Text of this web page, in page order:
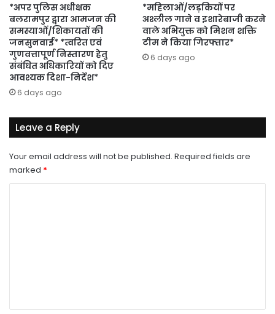
*अपर पुलिस अधीक्षक
बलरामपुर द्वारा आमजन की
समस्याओं/शिकायतों की
जनसुनवाई* *त्वरित एवं
गुणवत्तापूर्ण निस्तारण हेतु
संबंधित अधिकारियों को दिए
आवश्यक दिशा-निर्देश*
6 days ago
*महिलाओं/लड़कियों पर
अश्लील गाने व इशारेबाजी करने
वाले अभियुक्त को मिशन शक्ति
टीम ने किया गिरफ्तार*
6 days ago
Leave a Reply
Your email address will not be published. Required fields are
marked *